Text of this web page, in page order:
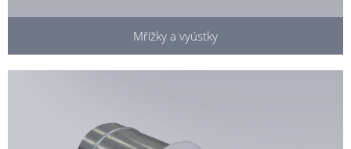
Mřížky a vyústky